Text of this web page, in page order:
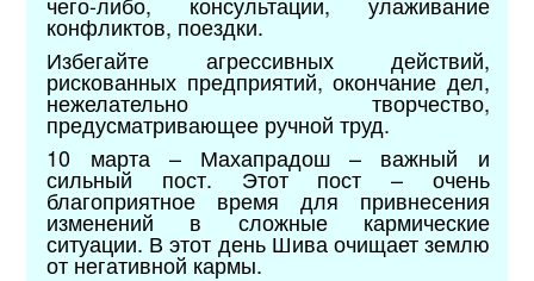
конфликтов, поездки.
Избегайте агрессивных действий,
рискованных предприятий, окончание дел,
нежелательно творчество,
предусматривающее ручной труд.
10 марта – Махапрадош – важный и
сильный пост. Этот пост – очень
благоприятное время для привнесения
изменений в сложные кармические
ситуации. В этот день Шива очищает землю
от негативной кармы.